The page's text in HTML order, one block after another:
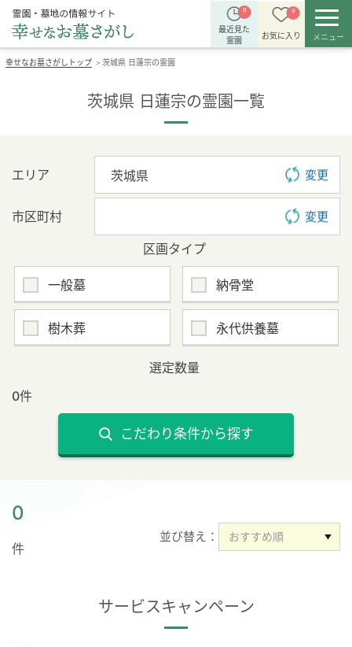
0
最近見た
霊園
0
お気に入り メニュー
幸せなお墓さがしトップ ＞ 茨城県 日蓮宗の霊園
茨城県 日蓮宗の霊園一覧
エリア 変更
市区町村 変更
区画タイプ
一般墓 納骨堂
樹木葬 永代供養墓
選定数量
0件
こだわり条件から探す
0
件
並び替え：
サービスキャンペーン